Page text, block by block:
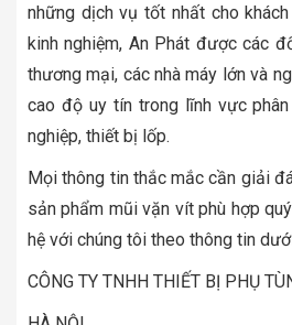
những dịch vụ tốt nhất cho
kinh nghiệm, An Phát được các
thương mại, các nhà máy lớn và
cao độ uy tín trong lĩnh vực
nghiệp, thiết bị lốp.
Mọi thông tin thắc mắc cần giải
sản phẩm mũi vặn vít phù hợp
hệ với chúng tôi theo thông tin
CÔNG TY TNHH THIẾT BỊ PHỤ